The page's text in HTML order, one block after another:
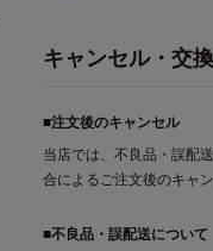
キャンセル・交
■注文後のキャンセル
当店では、不良品・誤配
合によるご注文後のキャ
■不良品・誤配送について